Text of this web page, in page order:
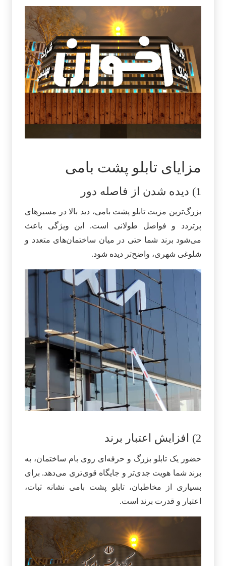
مزایای تابلو پشت بامی
1) دیده شدن از فاصله دور
بزرگ‌ترین مزیت تابلو پشت بامی، دید بالا در مسیرهای
پرتردد و فواصل طولانی است. این ویژگی باعث
می‌شود برند شما حتی در میان ساختمان‌های متعدد و
شلوغی شهری، واضح‌تر دیده شود.
2) افزایش اعتبار برند
حضور یک تابلو بزرگ و حرفه‌ای روی بام ساختمان، به
برند شما هویت جدی‌تر و جایگاه قوی‌تری می‌دهد. برای
بسیاری از مخاطبان، تابلو پشت بامی نشانه ثبات،
اعتبار و قدرت برند است.